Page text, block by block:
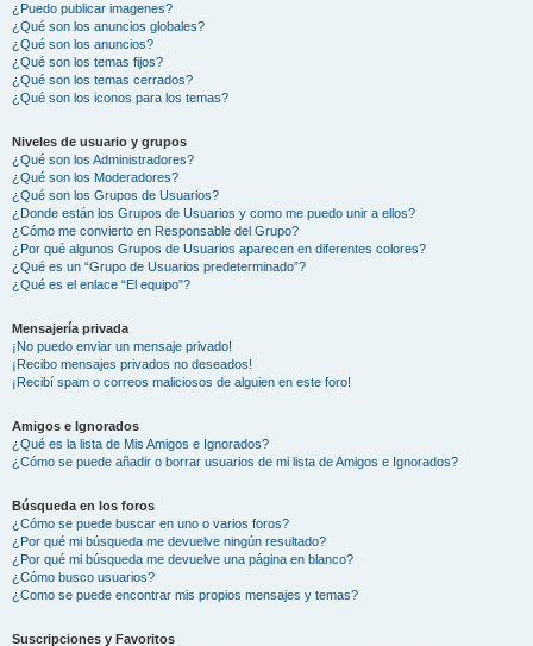
¿Puedo publicar imagenes?
¿Qué son los anuncios globales?
¿Qué son los anuncios?
¿Qué son los temas fijos?
¿Qué son los temas cerrados?
¿Qué son los iconos para los temas?
Niveles de usuario y grupos
¿Qué son los Administradores?
¿Qué son los Moderadores?
¿Qué son los Grupos de Usuarios?
¿Donde están los Grupos de Usuarios y como me puedo unir a ellos?
¿Cómo me convierto en Responsable del Grupo?
¿Por qué algunos Grupos de Usuarios aparecen en diferentes colores?
¿Qué es un “Grupo de Usuarios predeterminado”?
¿Qué es el enlace “El equipo”?
Mensajería privada
¡No puedo enviar un mensaje privado!
¡Recibo mensajes privados no deseados!
¡Recibí spam o correos maliciosos de alguien en este foro!
Amigos e Ignorados
¿Qué es la lista de Mis Amigos e Ignorados?
¿Cómo se puede añadir o borrar usuarios de mi lista de Amigos e Ignorados?
Búsqueda en los foros
¿Cómo se puede buscar en uno o varios foros?
¿Por qué mi búsqueda me devuelve ningún resultado?
¿Por qué mi búsqueda me devuelve una página en blanco?
¿Cómo busco usuarios?
¿Como se puede encontrar mis propios mensajes y temas?
Suscripciones y Favoritos